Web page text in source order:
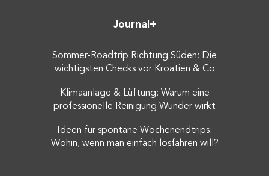
Journal+
Sommer-Roadtrip Richtung Süden: Die
wichtigsten Checks vor Kroatien & Co
Klimaanlage & Lüftung: Warum eine
professionelle Reinigung Wunder wirkt
Ideen für spontane Wochenendtrips:
Wohin, wenn man einfach losfahren will?